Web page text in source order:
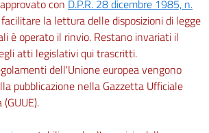
con D.P.R. 28 dicembre 1985, n.
la lettura delle disposizioni di legge
è operato il rinvio. Restano invariati il
atti legislativi qui trascritti.
dell'Unione europea vengono
pubblicazione nella Gazzetta Ufficiale